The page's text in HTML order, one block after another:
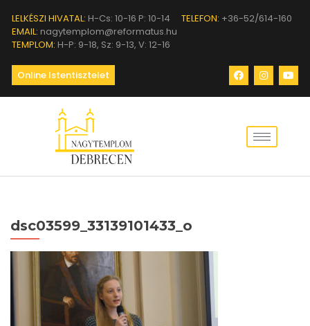
LELKÉSZI HIVATAL: H-Cs: 10-16 P: 10-14 TELEFON: +36-52/614-160
EMAIL: nagytemplom@reformatus.hu
TEMPLOM: H-P: 9-18, Sz: 9-13, V: 12-16
Online Istentisztelet
dsc03599_33139101433_o